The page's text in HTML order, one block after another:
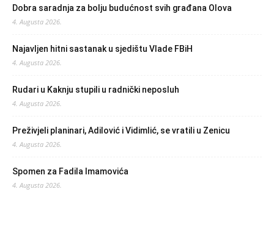
Dobra saradnja za bolju budućnost svih građana Olova
4. Augusta 2026.
Najavljen hitni sastanak u sjedištu Vlade FBiH
4. Augusta 2026.
Rudari u Kaknju stupili u radnički neposluh
4. Augusta 2026.
Preživjeli planinari, Adilović i Vidimlić, se vratili u Zenicu
4. Augusta 2026.
Spomen za Fadila Imamovića
4. Augusta 2026.